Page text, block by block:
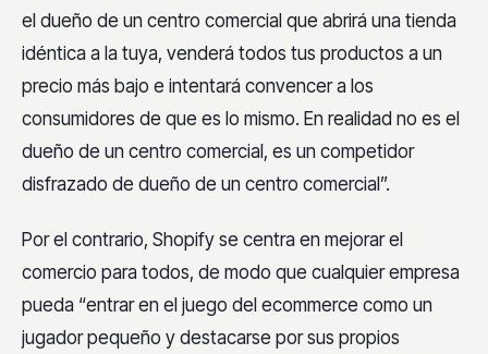
el dueño de un centro comercial que abrirá una tienda
idéntica a la tuya, venderá todos tus productos a un
precio más bajo e intentará convencer a los
consumidores de que es lo mismo. En realidad no es el
dueño de un centro comercial, es un competidor
disfrazado de dueño de un centro comercial”.
Por el contrario, Shopify se centra en mejorar el
comercio para todos, de modo que cualquier empresa
pueda “entrar en el juego del ecommerce como un
jugador pequeño y destacarse por sus propios